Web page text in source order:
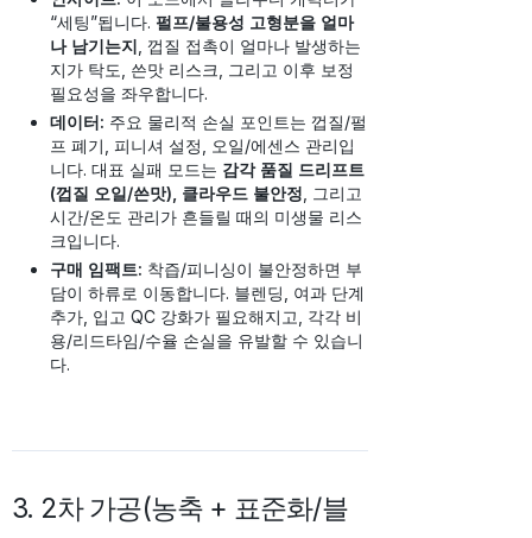
“세팅”됩니다. 펄프/불용성 고형분을 얼마
나 남기는지 , 껍질 접촉이 얼마나 발생하는
지가 탁도, 쓴맛 리스크, 그리고 이후 보정
필요성을 좌우합니다.
데이터: 주요 물리적 손실 포인트는 껍질/펄
프 폐기, 피니셔 설정, 오일/에센스 관리입
니다. 대표 실패 모드는 감각 품질 드리프트
(껍질 오일/쓴맛), 클라우드 불안정 , 그리고
시간/온도 관리가 흔들릴 때의 미생물 리스
크입니다.
구매 임팩트: 착즙/피니싱이 불안정하면 부
담이 하류로 이동합니다. 블렌딩, 여과 단계
추가, 입고 QC 강화가 필요해지고, 각각 비
용/리드타임/수율 손실을 유발할 수 있습니
다.
3. 2차 가공(농축 + 표준화/블